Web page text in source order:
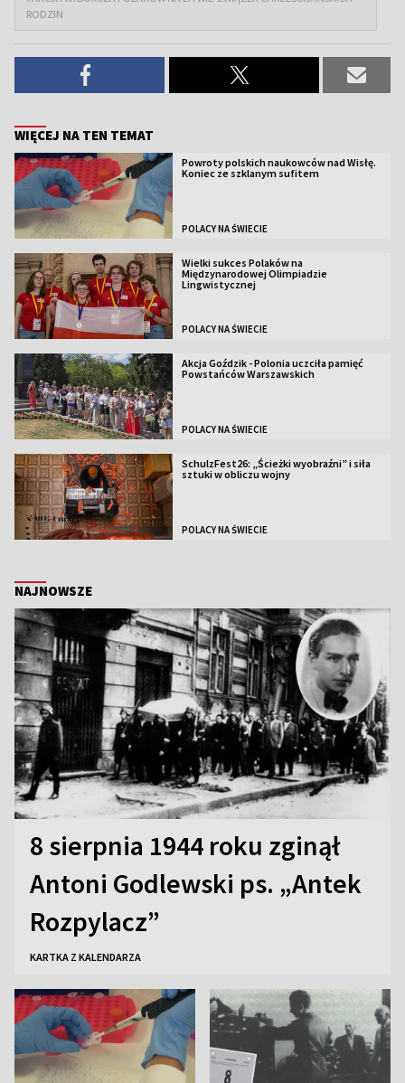
RODZIN
WIĘCEJ NA TEN TEMAT
Powroty polskich naukowców nad Wisłę.
Koniec ze szklanym sufitem
POLACY NA ŚWIECIE
Wielki sukces Polaków na
Międzynarodowej Olimpiadzie
Lingwistycznej
POLACY NA ŚWIECIE
Akcja Goździk - Polonia uczciła pamięć
Powstańców Warszawskich
POLACY NA ŚWIECIE
SchulzFest26: „Ścieżki wyobraźni” i siła
sztuki w obliczu wojny
POLACY NA ŚWIECIE
NAJNOWSZE
8 sierpnia 1944 roku zginął
Antoni Godlewski ps. „Antek
Rozpylacz”
KARTKA Z KALENDARZA